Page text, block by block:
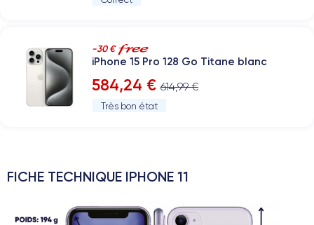
-30 €
iPhone 15 Pro 128 Go Titane blanc
584,24 € 614,99 €
Très bon état
FICHE TECHNIQUE IPHONE 11